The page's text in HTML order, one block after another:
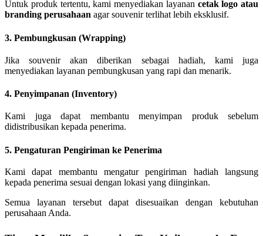
Untuk produk tertentu, kami menyediakan layanan cetak logo atau
branding perusahaan agar souvenir terlihat lebih eksklusif.
3. Pembungkusan (Wrapping)
Jika souvenir akan diberikan sebagai hadiah, kami juga
menyediakan layanan pembungkusan yang rapi dan menarik.
4. Penyimpanan (Inventory)
Kami juga dapat membantu menyimpan produk sebelum
didistribusikan kepada penerima.
5. Pengaturan Pengiriman ke Penerima
Kami dapat membantu mengatur pengiriman hadiah langsung
kepada penerima sesuai dengan lokasi yang diinginkan.
Semua layanan tersebut dapat disesuaikan dengan kebutuhan
perusahaan Anda.